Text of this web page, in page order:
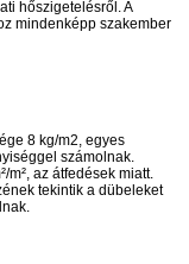
hőszigetelésről. A
mindenképp szakember
8 kg/m2, egyes
számolnak.
m², az átfedések miatt.
tekintik a dübeleket